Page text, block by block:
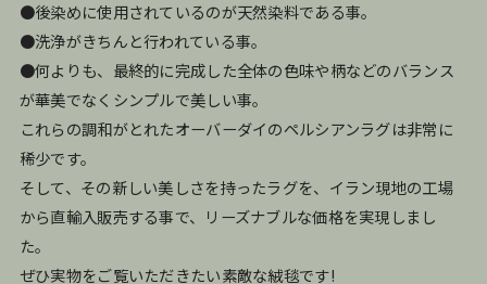
●後染めに使用されているのが天然染料である事。
●洗浄がきちんと行われている事。
●何よりも、最終的に完成した全体の色味や柄などのバランス
が華美でなくシンプルで美しい事。
これらの調和がとれたオーバーダイのペルシアンラグは非常に
稀少です。
そして、その新しい美しさを持ったラグを、イラン現地の工場
から直輸入販売する事で、リーズナブルな価格を実現しまし
た。
ぜひ実物をご覧いただきたい素敵な絨毯です!